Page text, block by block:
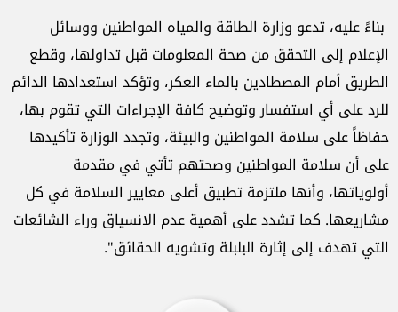
​ بناءً عليه، تدعو وزارة الطاقة والمياه المواطنين ووسائل
الإعلام إلى التحقق من صحة المعلومات قبل تداولها، وقطع
الطريق أمام المصطادين بالماء العكر، وتؤكد استعدادها الدائم
للرد على أي استفسار وتوضيح كافة الإجراءات التي تقوم بها،
حفاظاً على سلامة المواطنين والبيئة، وتجدد الوزارة تأكيدها
على أن سلامة المواطنين وصحتهم تأتي في مقدمة
أولوياتها، وأنها ملتزمة تطبيق أعلى معايير السلامة في كل
مشاريعها. كما تشدد على أهمية عدم الانسياق وراء الشائعات
التي تهدف إلى إثارة البلبلة وتشويه الحقائق".